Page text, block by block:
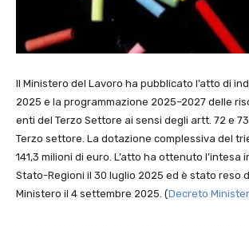
Il Ministero del Lavoro ha pubblicato l’atto di
2025 e la programmazione 2025–2027 delle
enti del Terzo Settore ai sensi degli artt. 72 e
Terzo settore. La dotazione complessiva del
141,3 milioni di euro. L’atto ha ottenuto l’intesa
Stato-Regioni il 30 luglio 2025 ed è stato reso
Ministero il 4 settembre 2025. (Decreto